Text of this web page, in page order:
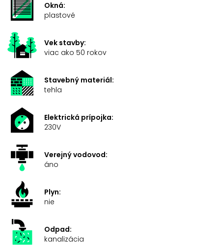
Okná:
plastové
Vek stavby:
viac ako 50 rokov
Stavebný materiál:
tehla
Elektrická prípojka:
230V
Verejný vodovod:
áno
Plyn:
nie
Odpad:
kanalizácia